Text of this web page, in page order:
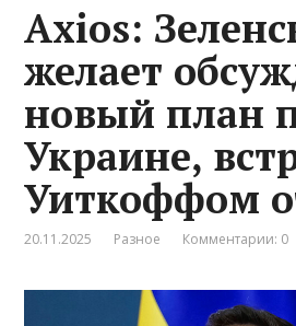
Axios:
желает
новый план
Украине,
Уиткоффом
20.11.2025 Разное Комментарии: 0